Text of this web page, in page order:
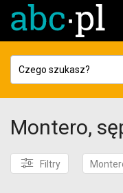
Montero,
Filtry